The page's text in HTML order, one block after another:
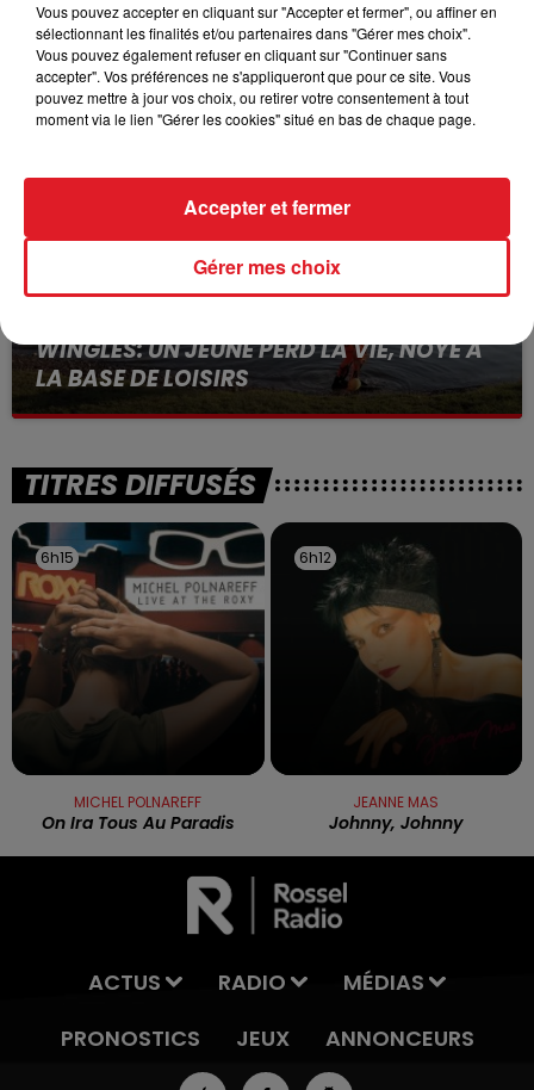
15 juillet 2026
BÉTHUNE: ENQUÊTE POUR HOMICIDE
VOLONTAIRE EN COURS, APRÈS LA...
Selon les premiers éléments, le logement servait
WINGLES: UN JEUNE PERD LA VIE, NOYÉ À
LA BASE DE LOISIRS
La victime a coulé à pic
TITRES DIFFUSÉS
6h15
6h15
MICHEL POLNAREFF
On Ira Tous Au Paradis
6h12
6h12
JEANNE MAS
Johnny, Johnny
ACTUS RADIO
MÉDIAS
PRONOSTICS
JEUX ANNONCEURS
Vous pouvez accepter en cliquant sur "Accepter et fermer", ou affiner en
sélectionnant les finalités et/ou partenaires dans "Gérer mes choix".
Vous pouvez également refuser en cliquant sur "Continuer sans
accepter". Vos préférences ne s'appliqueront que pour ce site. Vous
pouvez mettre à jour vos choix, ou retirer votre consentement à tout
moment via le lien "Gérer les cookies" situé en bas de chaque page.
Gérer mes choix
Accepter et fermer